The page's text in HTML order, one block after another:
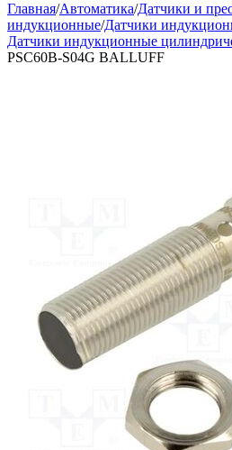
Главная/Автоматика/Датчики и
индукционные/Датчики
Датчики индукционные
PSC60B-S04G BALLUFF